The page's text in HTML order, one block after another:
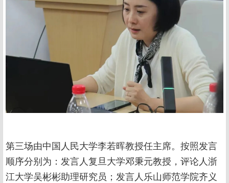
第三场由中国人民大学李若晖教授任主席。按照发言
顺序分别为：发言人复旦大学邓秉元教授，评论人浙
江大学吴彬彬助理研究员；发言人乐山师范学院齐义